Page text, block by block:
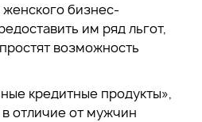
бизнес-
им ряд льгот,
возможность
кредитные продукты»,
отличие от мужчин